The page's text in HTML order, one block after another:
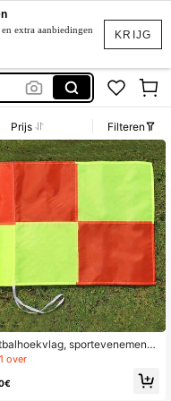
KRIJG
extra aanbiedingen
Prijs Filteren
sportevenement
obstakelpale (vervan
vlag zonder paal) kan worde
om grenzen te definiëre
over